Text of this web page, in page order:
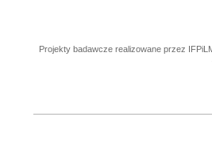
Projekty badawcze realizowane przez